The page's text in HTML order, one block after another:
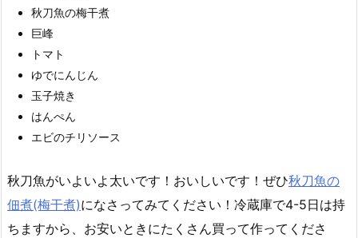
秋刀魚の梅干煮
巨峰
トマト
ゆでにんじん
玉子焼き
はんぺん
エビのチリソース
秋刀魚がいよいよ太いです！おいしいです！ぜひ秋刀魚の
佃煮(梅干煮)になさってみてください！冷蔵庫で4-5日は持
ちますから、お安いときにたくさん買って作ってくださ